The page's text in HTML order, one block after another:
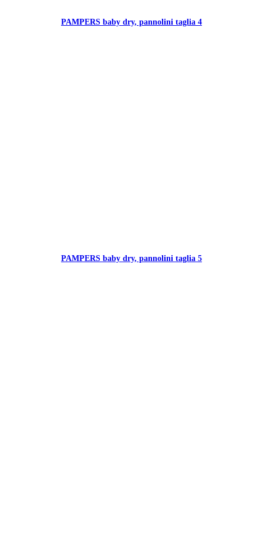
PAMPERS baby dry, pannolini taglia 4
PAMPERS baby dry, pannolini taglia 5